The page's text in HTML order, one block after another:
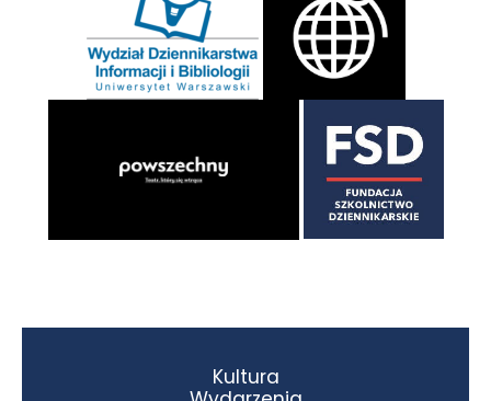
Kultura